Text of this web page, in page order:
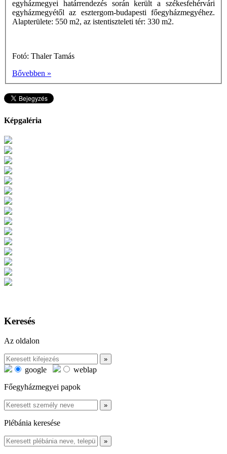
egyházmegyei határrendezés során került a székesfehérvári
egyházmegyétől az esztergom-budapesti főegyházmegyéhez.
Alapterülete: 550 m2, az istentiszteleti tér: 330 m2.
Fotó: Thaler Tamás
Bővebben »
Képgaléria
Keresés
Az oldalon
google
weblap
Főegyházmegyei papok
Plébánia keresése